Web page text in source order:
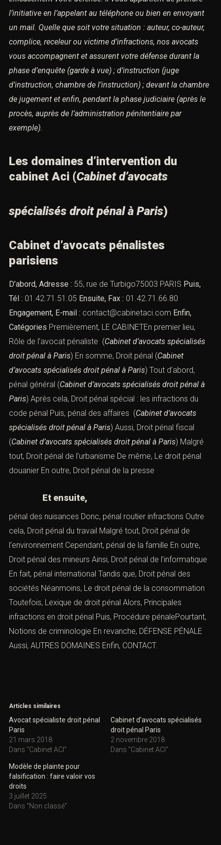
l’initiative en l’appelant au téléphone ou bien en envoyant
un mail. Quelle que soit votre situation : auteur, co-auteur,
complice, receleur ou victime d’infractions, nos avocats
vous accompagnent et assurent votre défense durant la
phase d’enquête (garde à vue) ; d’instruction (juge
d’instruction, chambre de l’instruction) ; devant la chambre
de jugement et enfin, pendant la phase judiciaire (après le
procès, auprès de l’administration pénitentiaire par
exemple).
Les domaines d’intervention du
cabinet Aci (Cabinet d’avocats
spécialisés droit pénal à Paris)
Cabinet d’avocats pénalistes
parisiens
D’abord, Adresse : 55, rue de Turbigo75003 PARIS Puis,
Tél : 01.42.71.51.05 Ensuite, Fax : 01.42.71.66.80
Engagement, E-mail : contact@cabinetaci.com Enfin,
Catégories Premièrement, LE CABINETEn premier lieu,
Rôle de l’avocat pénaliste (Cabinet d’avocats spécialisés
droit pénal à Paris) En somme, Droit pénal (Cabinet
d’avocats spécialisés droit pénal à Paris) Tout d’abord,
pénal général (Cabinet d’avocats spécialisés droit pénal à
Paris) Après cela, Droit pénal spécial : les infractions du
code pénal Puis, pénal des affaires (Cabinet d’avocats
spécialisés droit pénal à Paris) Aussi, Droit pénal fiscal
(Cabinet d’avocats spécialisés droit pénal à Paris) Malgré
tout, Droit pénal de l’urbanisme De même, Le droit pénal
douanier En outre, Droit pénal de la presse
Et ensuite,
pénal des nuisances Donc, pénal routier infractions Outre
cela, Droit pénal du travail Malgré tout, Droit pénal de
l’environnement Cependant, pénal de la famille En outre,
Droit pénal des mineurs Ainsi, Droit pénal de l’informatique
En fait, pénal international Tandis que, Droit pénal des
sociétés Néanmoins, Le droit pénal de la consommation
Toutefois, Lexique de droit pénal Alors, Principales
infractions en droit péna Puis, Procédure pénalePourtant,
Notions de criminologie En revanche, DÉFENSE PÉNALE
Aussi, AUTRES DOMAINES Enfin, CONTACT.
Articles similaires
Avocat spécialiste droit pénal
Paris
21 mars 2018
Dans "Cabinet ACI"
Cabinet d'avocats spécialisés
droit pénal Paris
2 novembre 2018
Dans "Cabinet ACI"
Modèle de plainte pour
falsification : faire valoir vos
droits
3 juillet 2025
Dans "Non classé"